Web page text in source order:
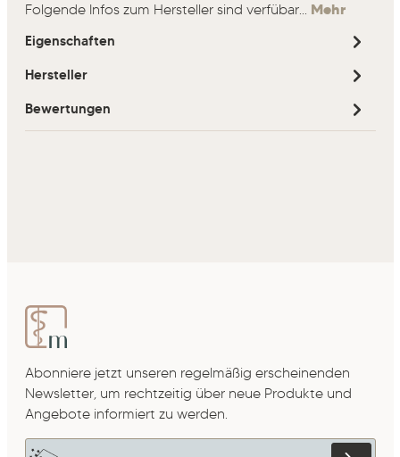
Folgende Infos zum Hersteller sind verfübar... Mehr
Eigenschaften
Hersteller
Bewertungen
Abonniere jetzt unseren regelmäßig erscheinenden
Newsletter, um rechtzeitig über neue Produkte und
Angebote informiert zu werden.
E-Mail-Adresse*